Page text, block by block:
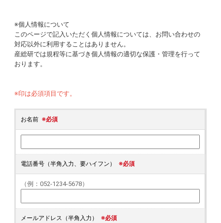
※個人情報について
このページで記入いただく個人情報については、お問い合わせの
対応以外に利用することはありません。
産総研では規程等に基づき個人情報の適切な保護・管理を行って
おります。
※印は必須項目です。
お名前 ※必須
電話番号（半角入力、要ハイフン） ※必須
（例：052-1234-5678）
メールアドレス（半角入力） ※必須